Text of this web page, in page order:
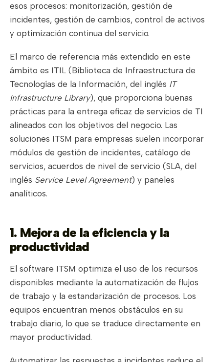
esos procesos: monitorización, gestión de
incidentes, gestión de cambios, control de activos
y optimización continua del servicio.
El marco de referencia más extendido en este
ámbito es ITIL (Biblioteca de Infraestructura de
Tecnologías de la Información, del inglés IT
Infrastructure Library), que proporciona buenas
prácticas para la entrega eficaz de servicios de TI
alineados con los objetivos del negocio. Las
soluciones ITSM para empresas suelen incorporar
módulos de gestión de incidentes, catálogo de
servicios, acuerdos de nivel de servicio (SLA, del
inglés Service Level Agreement) y paneles
analíticos.
1. Mejora de la eficiencia y la
productividad
El software ITSM optimiza el uso de los recursos
disponibles mediante la automatización de flujos
de trabajo y la estandarización de procesos. Los
equipos encuentran menos obstáculos en su
trabajo diario, lo que se traduce directamente en
mayor productividad.